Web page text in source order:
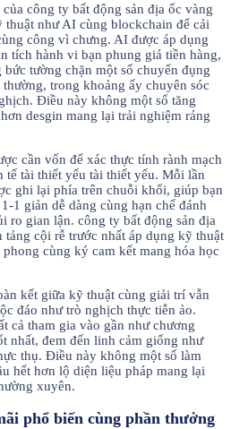
công ty bất động sản địa ốc vàng
thuật như AI cùng blockchain để cải
công vì chưng. AI được áp dụng
tích hành vi bạn phung giá tiền hàng,
tường chặn một số chuyển đụng
trong khoảng ấy chuyên sóc
Điều này không một số tăng
desgin mang lại trải nghiệm ráng
cần vốn để xác thực tính rành mạch
tế tài thiết yếu tài thiết yếu. Mỗi lần
ghi lại phía trên chuỗi khối, giúp bạn
1 giản dễ dàng cùng hạn chế đánh
ro gian lận. công ty bất động sản địa
cội rễ trước nhất áp dụng kỹ thuật
cùng ký cam kết mang hóa học
kết giữa kỹ thuật cùng giải trí vẫn
đáo như trò nghịch thực tiễn ảo.
cả tham gia vào gần như chương
nhất, đem đến linh cảm giống như
thụ. Điều này không một số làm
hết hơn lộ diện liệu pháp mang lại
xuyên.
phổ biến cùng phần thưởng